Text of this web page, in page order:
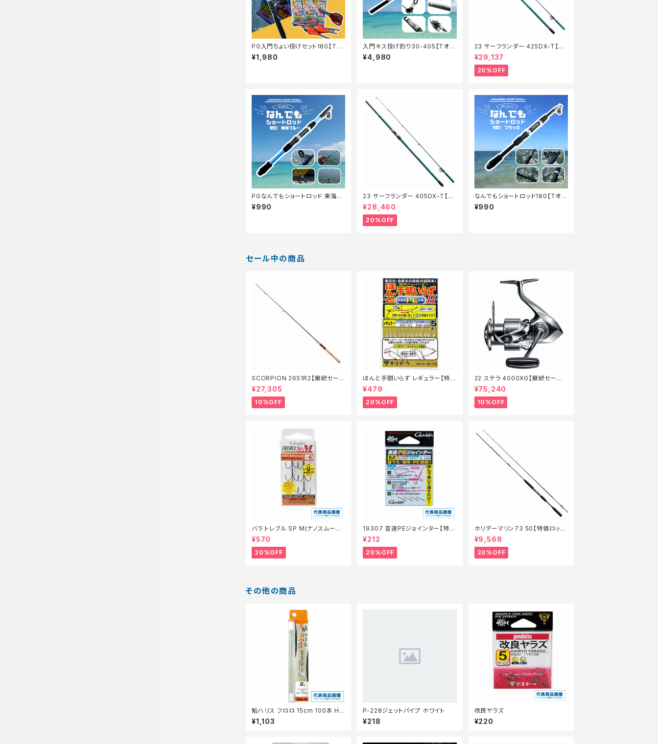
PG入門ちょい投げセット180【Tオ
リ】
¥1,980
入門キス投げ釣り30-405【Tオ
リ】
¥4,980
23 サーフランダー 425DX-T【特
価竿】【20】
¥29,137
20%OFF
PGなんでもショートロッド 東海ブ
ルー180【Tオリ】
¥990
23 サーフランダー 405DX-T【特
価竿】【20】
¥28,460
20%OFF
なんでもショートロッド180【Tオ
リ】
¥990
セール中の商品
SCORPION 2651R2【継続セール
_ロッド】【10】
¥27,305
10%OFF
ほんと手間いらず レギュラー【特価
仕掛】【20】
¥479
20%OFF
22 ステラ 4000XG【継続セール_
リール】【10】
¥75,240
10%OFF
バラ トレブル SP M(ナノスムース
コート)【特価仕掛】【20】
¥570
20%OFF
19307 音速PEジョインター【特価
仕掛】【20】
¥212
20%OFF
ホリデーマリン73 50【特価ロッ
ド】【20】
¥9,568
20%OFF
その他の商品
鮎ハリス フロロ 15cm 100本 HG
0.8号
¥1,103
P-228ジェットパイプ ホワイト
¥218
改良ヤラズ
¥220